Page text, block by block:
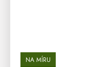
NA MÍRU